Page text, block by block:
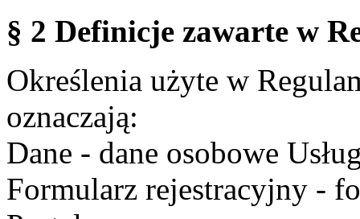
§ 2 Definicje zawarte w
Określenia użyte w
oznaczają:
Dane - dane osobowe
Formularz rejestracyjny -